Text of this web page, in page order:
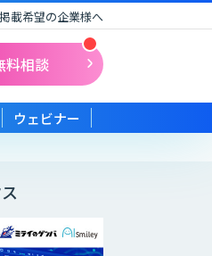
掲載希望の企業様へ
料相談
ウェビナー